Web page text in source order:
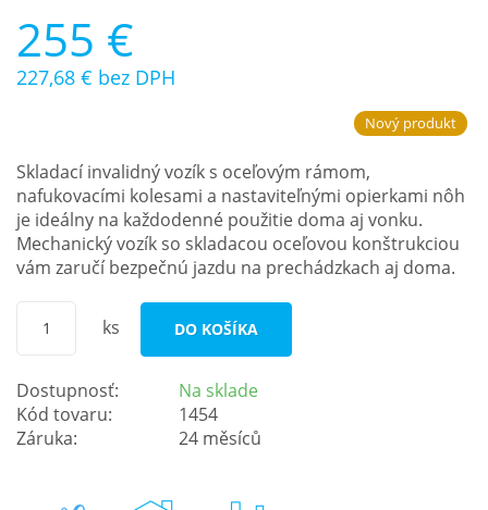
255 €
227,68 € bez DPH
Nový produkt
Skladací invalidný vozík s oceľovým rámom,
nafukovacími kolesami a nastaviteľnými opierkami nôh
je ideálny na každodenné použitie doma aj vonku.
Mechanický vozík so skladacou oceľovou konštrukciou
vám zaručí bezpečnú jazdu na prechádzkach aj doma.
ks DO KOŠÍKA
Dostupnosť:
Na sklade
Kód tovaru:
1454
Záruka:
24 měsíců